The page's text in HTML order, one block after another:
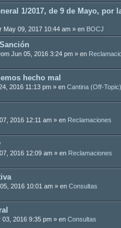
1/2017, de 9 de Mayo,
May 09, 2017 10:44 am » en BOCJ
Jun 05, 2016 3:24 pm » en
hecho mal
2016 11:13 pm » en Cantina (Off-Topic)
2016 12:11 am » en Reclamaciones
2016 12:09 am » en Reclamaciones
2016 10:01 am » en Consultas
03, 2016 9:35 pm » en Consultas